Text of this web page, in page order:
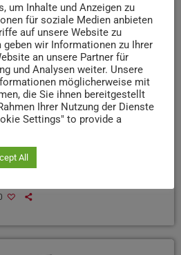
fünf neue Stellen zur
Zusammenhalts für drei
als „Willkommensnetz“
wird einem Pressebericht
wie Armut, Einsamkeit und
Kirchengemeinden,
kirchliche Einrichtungen
bewerben. Die
Caritas. Bewerbungen sind bis
um Inhalte und Anzeigen zu
für soziale Medien anbieten
auf unsere Website zu
wir Informationen zu Ihrer
an unsere Partner für
und Analysen weiter. Unsere
möglicherweise mit
die Sie ihnen bereitgestellt
Ihrer Nutzung der Dienste
Settings" to provide a
All